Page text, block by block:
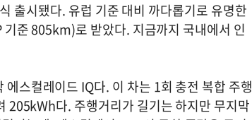
출시됐다. 유럽 기준 대비 까다롭기로 유명한
준 805km)로 받았다. 지금까지 국내에서 인
스컬레이드 IQ다. 이 차는 1회 충전 복합 주행
205kWh다. 주행거리가 길기는 하지만 무지막